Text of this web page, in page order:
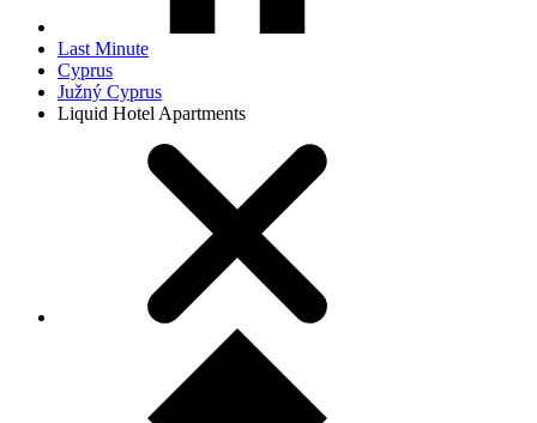
Last Minute
Cyprus
Južný Cyprus
Liquid Hotel Apartments